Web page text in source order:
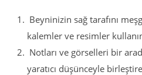
Beyninizin sağ tarafını
kalemler ve resimler
Notları ve görselleri bir
yaratıcı düşünceyle